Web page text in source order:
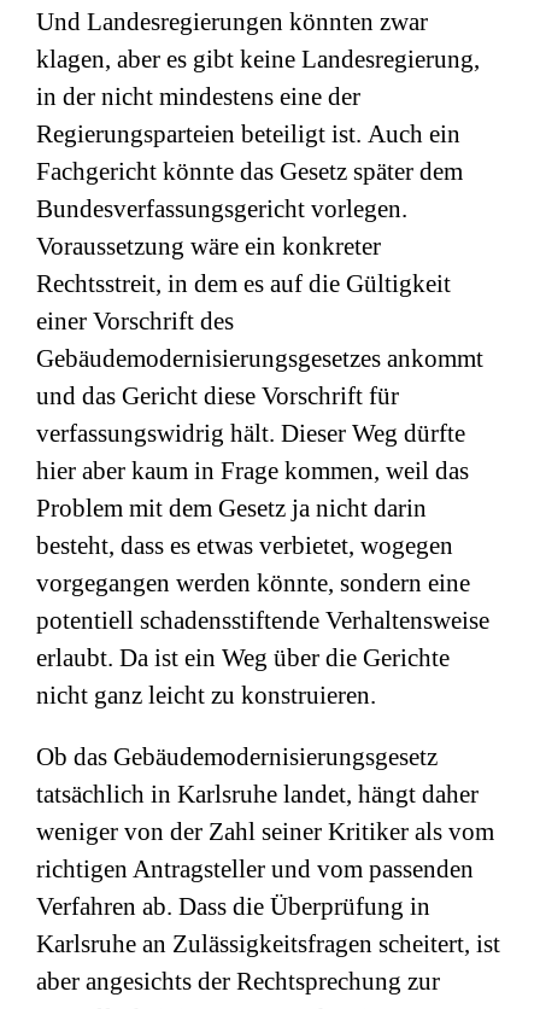
Und Landesregierungen könnten zwar
klagen, aber es gibt keine Landesregierung,
in der nicht mindestens eine der
Regierungsparteien beteiligt ist. Auch ein
Fachgericht könnte das Gesetz später dem
Bundesverfassungsgericht vorlegen.
Voraussetzung wäre ein konkreter
Rechtsstreit, in dem es auf die Gültigkeit
einer Vorschrift des
Gebäudemodernisierungsgesetzes ankommt
und das Gericht diese Vorschrift für
verfassungswidrig hält. Dieser Weg dürfte
hier aber kaum in Frage kommen, weil das
Problem mit dem Gesetz ja nicht darin
besteht, dass es etwas verbietet, wogegen
vorgegangen werden könnte, sondern eine
potentiell schadensstiftende Verhaltensweise
erlaubt. Da ist ein Weg über die Gerichte
nicht ganz leicht zu konstruieren.
Ob das Gebäudemodernisierungsgesetz
tatsächlich in Karlsruhe landet, hängt daher
weniger von der Zahl seiner Kritiker als vom
richtigen Antragsteller und vom passenden
Verfahren ab. Dass die Überprüfung in
Karlsruhe an Zulässigkeitsfragen scheitert, ist
aber angesichts der Rechtsprechung zur